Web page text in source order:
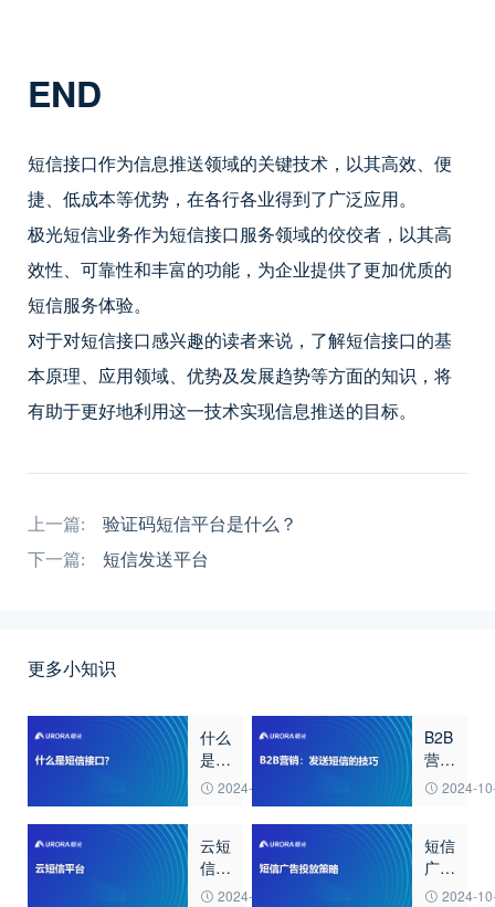
END
短信接口作为信息推送领域的关键技术，以其高效、便
捷、低成本等优势，在各行各业得到了广泛应用。
极光短信业务作为短信接口服务领域的佼佼者，以其高
效性、可靠性和丰富的功能，为企业提供了更加优质的
短信服务体验。
对于对短信接口感兴趣的读者来说，了解短信接口的基
本原理、应用领域、优势及发展趋势等方面的知识，将
有助于更好地利用这一技术实现信息推送的目标。
上一篇:
验证码短信平台是什么？
下一篇:
短信发送平台
更多小知识
什么
是短
信接2024-10-25
B2B
营
销：
的技
巧
2024-
云短
信平
台 2024-10-25
短信
广告
投放2024-